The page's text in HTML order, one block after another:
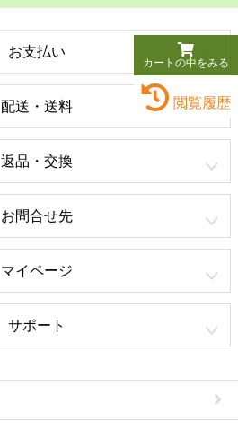
カートの中をみる
閲覧履歴
お支払い
配送・送料
返品・交換
お問合せ先
マイページ
サポート